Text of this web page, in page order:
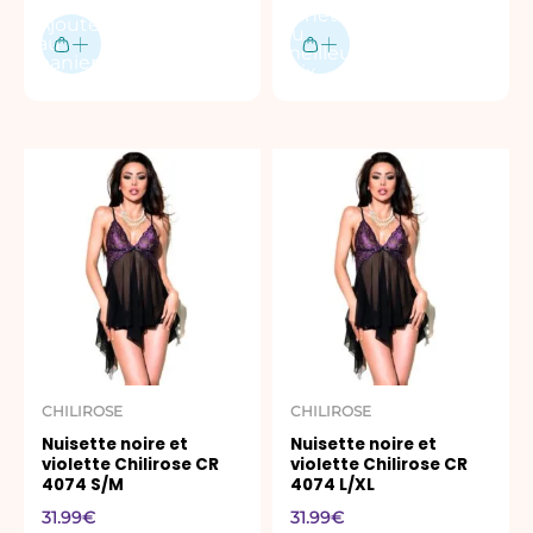
Ajouter
au
panier
Acheter
au
meilleur
prix
produit
CHILIROSE
Nuisette noire et
violette Chilirose CR
4074 S/M
31.99€
CHILIROSE
Nuisette noire et
violette Chilirose CR
4074 L/XL
31.99€